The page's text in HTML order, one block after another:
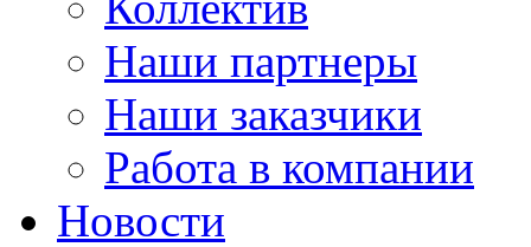
Наши партнеры
Наши заказчики
Работа в компании
Новости